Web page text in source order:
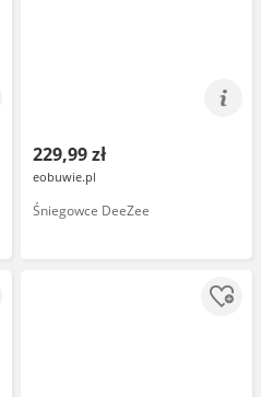
229,99 zł
eobuwie.pl
Śniegowce DeeZee